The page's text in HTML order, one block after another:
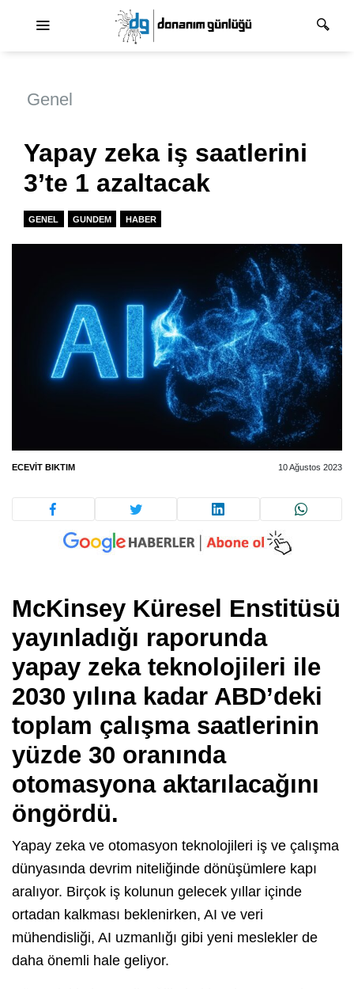
Genel
Yapay zeka iş saatlerini
3’te 1 azaltacak
GENEL GUNDEM HABER
ECEVIT BIKTIM 10 Ağustos 2023
McKinsey Küresel Enstitüsü
yayınladığı raporunda
yapay zeka teknolojileri ile
2030 yılına kadar ABD’deki
toplam çalışma saatlerinin
yüzde 30 oranında
otomasyona aktarılacağını
öngördü.
Yapay zeka ve otomasyon teknolojileri iş ve çalışma
dünyasında devrim niteliğinde dönüşümlere kapı
aralıyor. Birçok iş kolunun gelecek yıllar içinde
ortadan kalkması beklenirken, AI ve veri
mühendisliği, AI uzmanlığı gibi yeni meslekler de
daha önemli hale geliyor.